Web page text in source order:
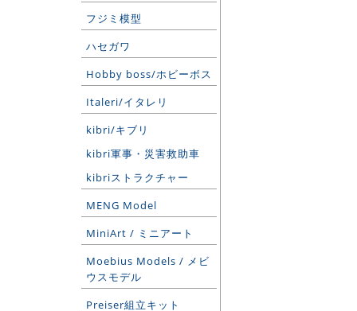
フジミ模型
ハセガワ
Hobby boss/ホビーボス
Italeri/イタレリ
kibri/キブリ
kibri軍事・災害救助車
kibriストラクチャー
MENG Model
MiniArt / ミニアート
Moebius Models / メビ
ウスモデル
Preiser組立キット